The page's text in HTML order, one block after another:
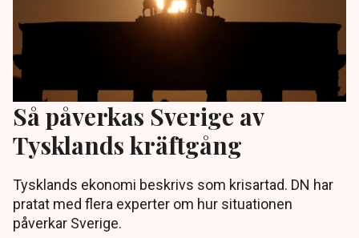
Så påverkas Sverige av
Tysklands kräftgång
Tysklands ekonomi beskrivs som krisartad. DN har
pratat med flera experter om hur situationen
påverkar Sverige.